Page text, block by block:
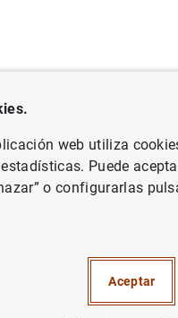
de actuación
del Banco de España
web utiliza
Puede
o configurarlas
Aceptar